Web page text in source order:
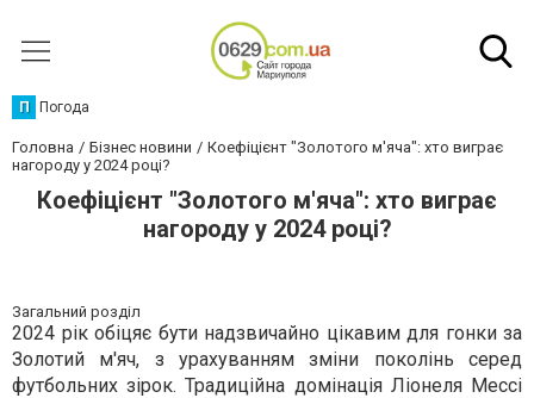
П Погода
Головна Бізнес новини
Коефіцієнт "Золотого м'яча": хто виграє
нагороду у 2024 році?
Коефіцієнт "Золотого м'яча": хто виграє
нагороду у 2024 році?
Загальний розділ
2024 рік обіцяє бути надзвичайно цікавим для гонки за
Золотий м'яч, з урахуванням зміни поколінь серед
футбольних зірок. Традиційна домінація Ліонеля Мессі